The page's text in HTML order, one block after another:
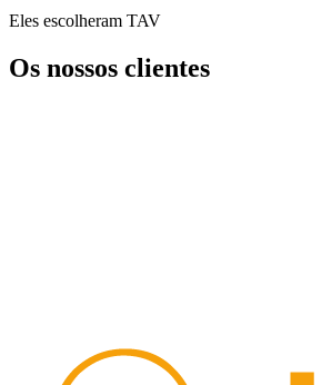
Eles escolheram TAV
Os nossos clientes